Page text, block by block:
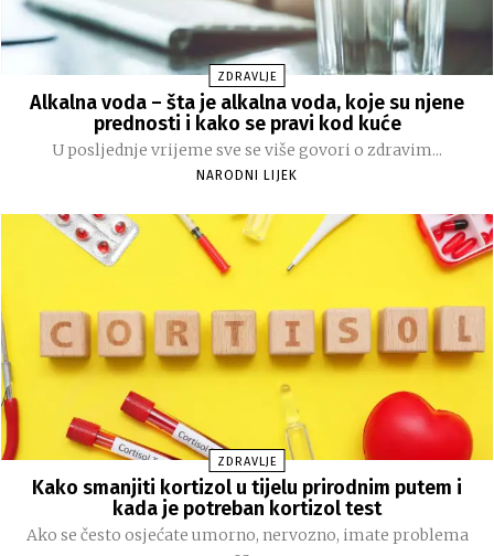
ZDRAVLJE
Alkalna voda – šta je alkalna voda, koje su njene
prednosti i kako se pravi kod kuće
U posljednje vrijeme sve se više govori o zdravim...
NARODNI LIJEK
ZDRAVLJE
Kako smanjiti kortizol u tijelu prirodnim putem i
kada je potreban kortizol test
Ako se često osjećate umorno, nervozno, imate problema